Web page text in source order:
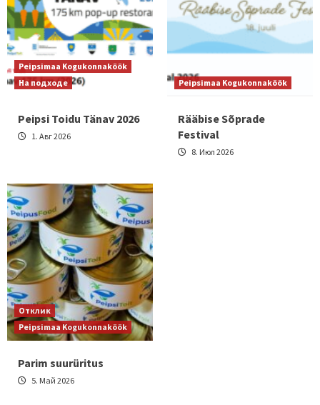
Peipsimaa Kogukonnaköök
На подходе
Peipsi Toidu Tänav 2026
1. Авг 2026
Peipsimaa Kogukonnaköök
Rääbise Sõprade
Festival
8. Июл 2026
Отклик
Peipsimaa Kogukonnaköök
Parim suurüritus
5. Май 2026